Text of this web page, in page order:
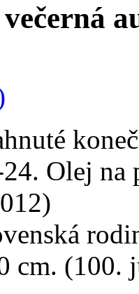
Olej na
cm. (100.